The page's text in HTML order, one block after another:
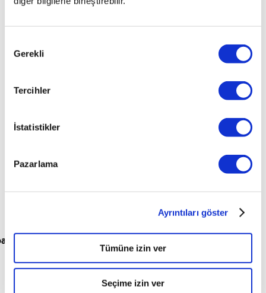
Seçimi
Gerekli
Tercihler
İstatistikler
Pazarlama
Ayrıntıları göster
Tümüne izin ver
Seçime izin ver
İsterseniz garajımızdaki araçlardan size uygun olanlarına
bakabilirsiniz.